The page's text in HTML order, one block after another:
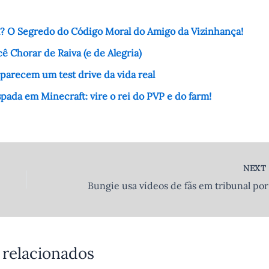
O Segredo do Código Moral do Amigo da Vizinhança!
Chorar de Raiva (e de Alegria)
um test drive da vida real
em Minecraft: vire o rei do PVP e do farm!
NEXT